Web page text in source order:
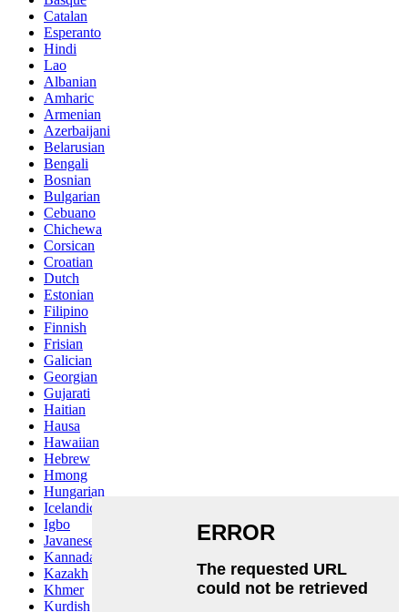
Catalan
Esperanto
Hindi
Lao
Albanian
Amharic
Armenian
Azerbaijani
Belarusian
Bengali
Bosnian
Bulgarian
Cebuano
Chichewa
Corsican
Croatian
Dutch
Estonian
Filipino
Finnish
Frisian
Galician
Georgian
Gujarati
Haitian
Hausa
Hawaiian
Hebrew
Hmong
Hungarian
Icelandic
Igbo
Javanese
Kannada
Kazakh
Khmer
Kurdish